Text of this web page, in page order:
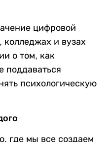
цифровой
колледжах и вузах
о том, как
поддаваться
психологическую
где мы все создаем